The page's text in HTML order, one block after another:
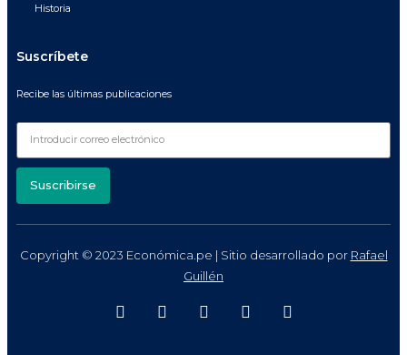
Historia
Suscríbete
Recibe las últimas publicaciones
Suscribirse
Copyright © 2023 Económica.pe | Sitio desarrollado por Rafael
Guillén